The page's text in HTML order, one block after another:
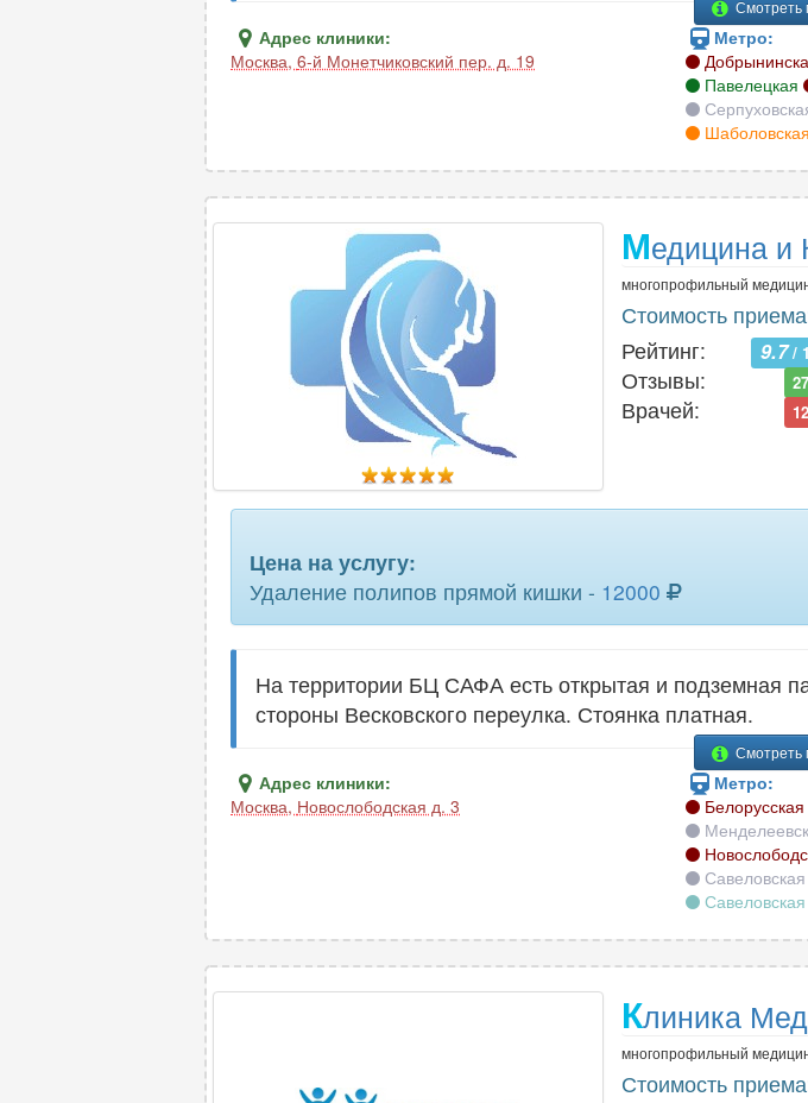
Смотреть
Адрес клиники:
Москва, 6-й Монетчиковский пер. д. 19
Метро:
Павелецкая
Шаболовская
Медицина и
многопрофильный
Стоимость
Рейтинг:
9.7/
Отзывы:
Врачей: 12
Цена на услугу:
Удаление полипов прямой кишки - 12000
На территории БЦ САФА есть открытая и подземная
стороны Весковского переулка. Стоянка платная.
Смотреть
Адрес клиники:
Москва, Новослободская д. 3
Метро:
Белорусская
Савеловская
Савеловская
Клиника
многопрофильный
Стоимость